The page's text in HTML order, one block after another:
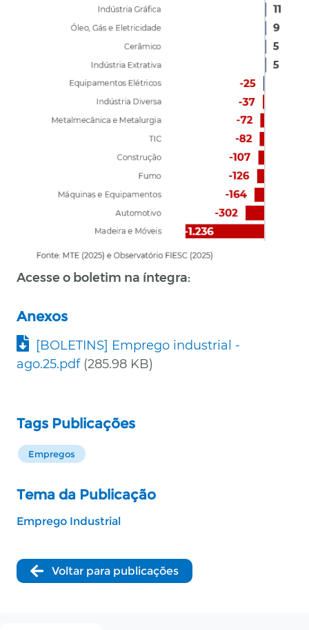
Acesse o boletim na íntegra:
Anexos
Documento
[BOLETINS] Emprego industrial -
ago.25.pdf (285.98 KB)
Tags Publicações
Empregos
Tema da Publicação
Emprego Industrial
Voltar para publicações